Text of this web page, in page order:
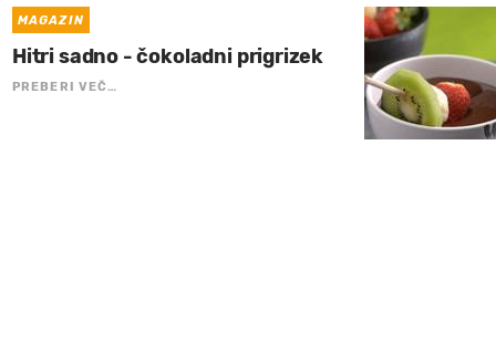
MAGAZIN
Hitri sadno - čokoladni prigrizek
PREBERI VEČ…